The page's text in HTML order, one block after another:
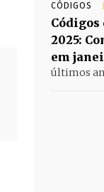
CÓDIGOS
2025:
em
últimos